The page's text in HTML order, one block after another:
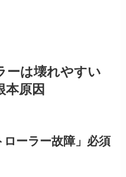
ーは壊れやすい
本原因
ーラー故障」必須